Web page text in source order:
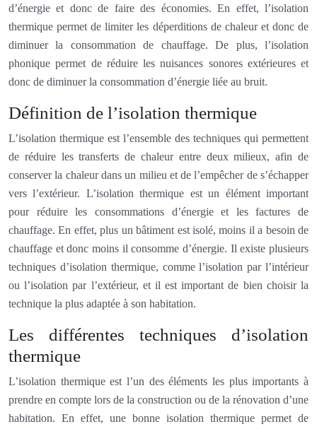
d’énergie et donc de faire des économies. En effet, l’isolation
thermique permet de limiter les déperditions de chaleur et donc de
diminuer la consommation de chauffage. De plus, l’isolation
phonique permet de réduire les nuisances sonores extérieures et
donc de diminuer la consommation d’énergie liée au bruit.
Définition de l’isolation thermique
L’isolation thermique est l’ensemble des techniques qui permettent
de réduire les transferts de chaleur entre deux milieux, afin de
conserver la chaleur dans un milieu et de l’empêcher de s’échapper
vers l’extérieur. L’isolation thermique est un élément important
pour réduire les consommations d’énergie et les factures de
chauffage. En effet, plus un bâtiment est isolé, moins il a besoin de
chauffage et donc moins il consomme d’énergie. Il existe plusieurs
techniques d’isolation thermique, comme l’isolation par l’intérieur
ou l’isolation par l’extérieur, et il est important de bien choisir la
technique la plus adaptée à son habitation.
Les différentes techniques d’isolation
thermique
L’isolation thermique est l’un des éléments les plus importants à
prendre en compte lors de la construction ou de la rénovation d’une
habitation. En effet, une bonne isolation thermique permet de